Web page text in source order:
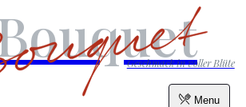
Menu
Geschmack in voller Blüte